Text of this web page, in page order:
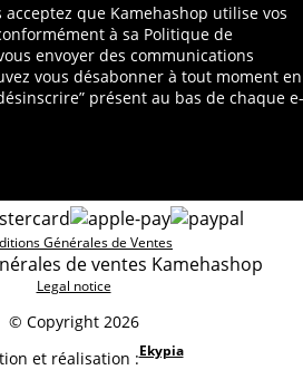
acceptez que Kamehashop utilise vos
à sa Politique de
envoyer des communications
vous désabonner à tout moment en
présent au bas de chaque e-
© Copyright 2026
Générales de Ventes
de ventes Kamehashop
Legal notice
et réalisation :Ekypia